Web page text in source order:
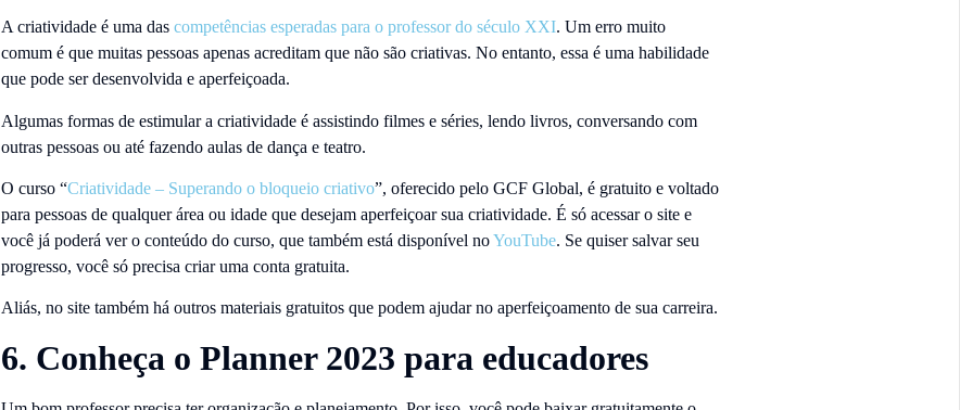
A criatividade é uma das competências esperadas para o professor do século XXI. Um erro muito
comum é que muitas pessoas apenas acreditam que não são criativas. No entanto, essa é uma habilidade
que pode ser desenvolvida e aperfeiçoada.
Algumas formas de estimular a criatividade é assistindo filmes e séries, lendo livros, conversando com
outras pessoas ou até fazendo aulas de dança e teatro.
O curso “Criatividade – Superando o bloqueio criativo”, oferecido pelo GCF Global, é gratuito e voltado
para pessoas de qualquer área ou idade que desejam aperfeiçoar sua criatividade. É só acessar o site e
você já poderá ver o conteúdo do curso, que também está disponível noYouTube. Se quiser salvar seu
progresso, você só precisa criar uma conta gratuita.
Aliás, no site também há outros materiais gratuitos que podem ajudar no aperfeiçoamento de sua carreira.
6. Conheça o Planner 2023 para educadores